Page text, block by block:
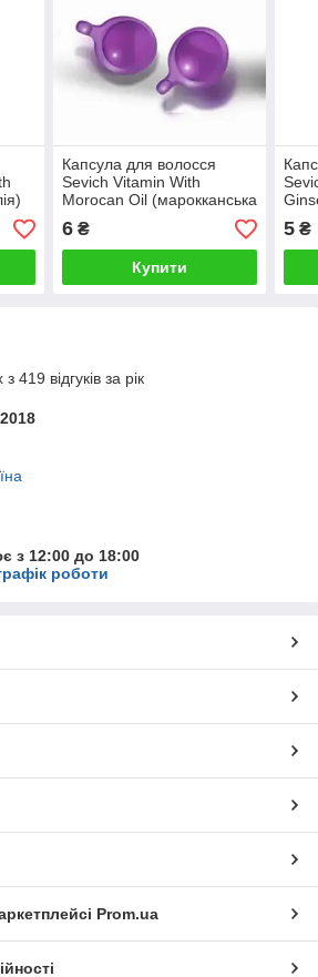
Капсула для волосся
Sevich Vitamin With
Morocan Oil (марокканська
олія) 1 штука
6₴
Купити
5 ₴
419 відгуків за рік
з 12:00 до 18:00
роботи
Prom.ua